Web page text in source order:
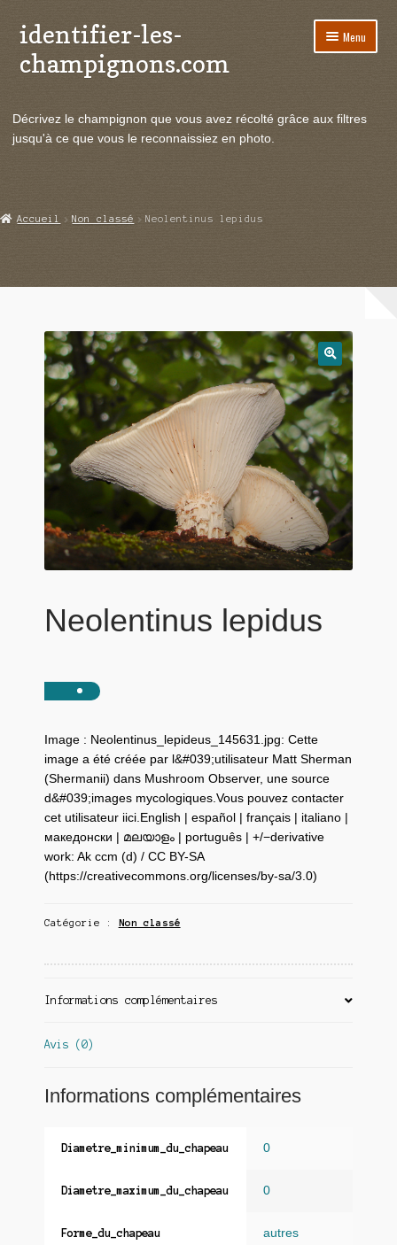
Aller
à
la
Aller
au
contenu
identifier-les-
champignons.com
Menu
le
Actualités
Echanges et contacts
Décrivez le champignon que vous avez récolté grâce aux filtres
jusqu'à ce que vous le reconnaissiez en photo.
Accueil Non classé Neolentinus lepidus
Neolentinus lepidus
Image : Neolentinus_lepideus_145631.jpg: Cette
image a été créée par l&#039;utilisateur Matt Sherman
(Shermanii) dans Mushroom Observer, une source
d&#039;images mycologiques.Vous pouvez contacter
cet utilisateur iici.English | español | français | italiano |
македонски | മലയാളം | português | +/−derivative
work: Ak ccm (d) / CC BY-SA
(https://creativecommons.org/licenses/by-sa/3.0)
Catégorie : Non classé
Informations complémentaires
Avis (0)
Informations complémentaires
Diametre_minimum_du_chapeau 0
Diametre_maximum_du_chapeau 0
Forme_du_chapeau
autres